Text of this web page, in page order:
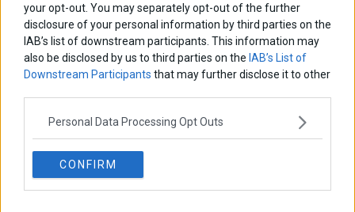
your opt-out. You may separately opt-out of the further
disclosure of your personal information by third parties on the
IAB’s list of downstream participants. This information may
also be disclosed by us to third parties on the IAB’s List of
Downstream Participants that may further disclose it to other
Personal Data Processing Opt Outs
CONFIRM
Σταματίνα Σταματάκου
Η βία κατά των ζώων δεν αντέχει βολικές ερμηνείες
Δημήτρης Καμπουράκης
Από την αποθέωση στην καταγγελία: Η Ελλάδα πάντα
Νικόλαος Φουρτζής